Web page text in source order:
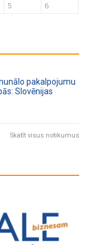
5 6
pakalpojumu
Slovēnijas
Skatīt visus notikumus